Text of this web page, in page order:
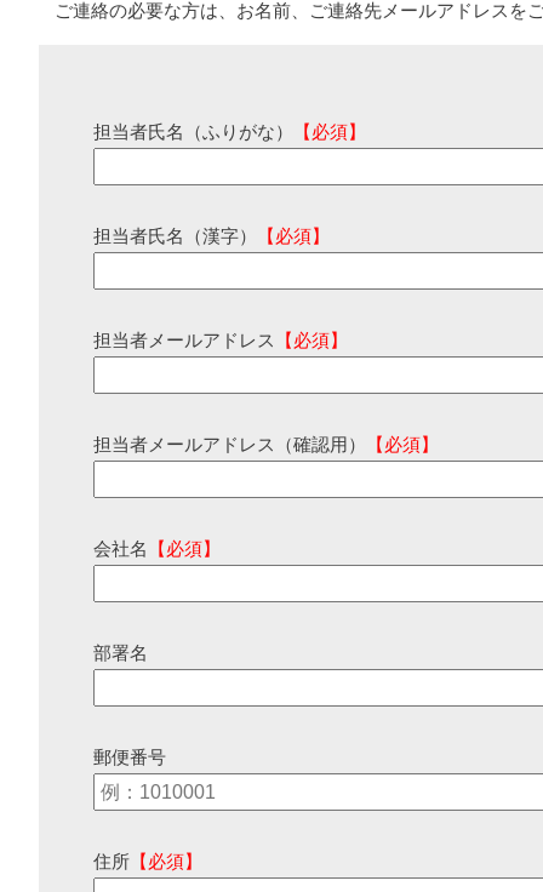
ご連絡の必要な方は、お名前、ご連絡先メールアドレスを
担当者氏名（ふりがな） 【必須】
担当者氏名（漢字） 【必須】
担当者メールアドレス 【必須】
担当者メールアドレス（確認用） 【必須】
会社名 【必須】
部署名
郵便番号
住所 【必須】